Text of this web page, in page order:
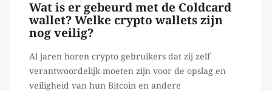
Wat is er gebeurd met de Coldcard
wallet? Welke crypto wallets zijn
nog veilig?
Al jaren horen crypto gebruikers dat zij zelf
verantwoordelijk moeten zijn voor de opslag en
veiligheid van hun Bitcoin en andere